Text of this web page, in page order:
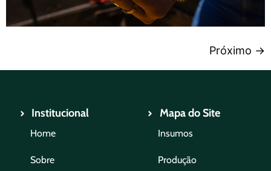
Próximo →
Institucional
Home
Sobre
Mapa do Site
Insumos
Produção